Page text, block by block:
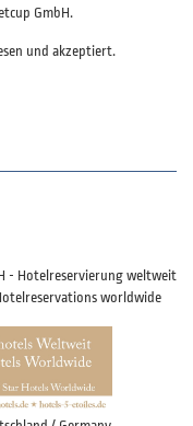
GmbH.
und akzeptiert.
- Hotelreservierung weltweit
worldwide